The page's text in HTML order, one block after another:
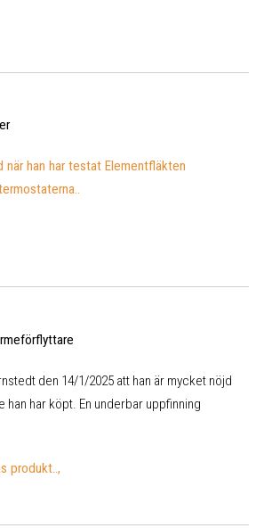
när han har testat Elementfläkten
den 14/1/2025 att han är mycket nöjd
har köpt. En underbar uppfinning
produkt..,